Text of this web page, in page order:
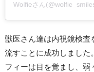
Wolfieさん
獣医さん達は内視鏡検査
流すことに成功しました
フィーは目を覚まし、弱